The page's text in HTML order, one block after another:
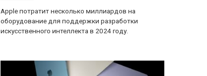
Apple потратит несколько миллиардов на
оборудование для поддержки разработки
искусственного интеллекта в 2024 году.